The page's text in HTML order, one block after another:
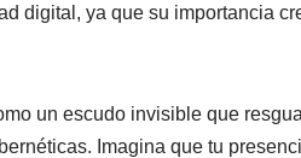
digital, ya que su importancia
un escudo invisible que
Imagina que tu